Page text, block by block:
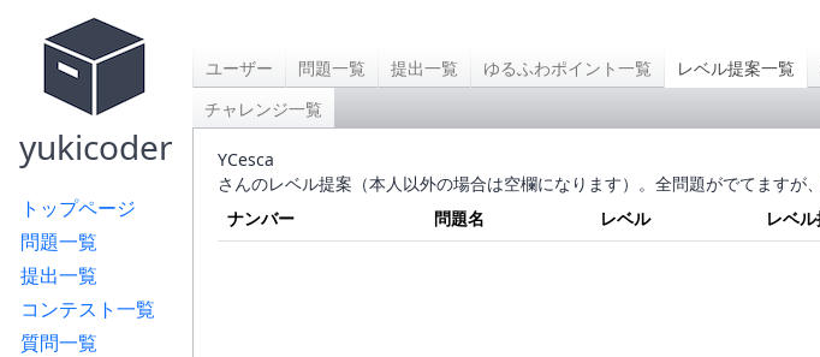
yukicoder
トップページ
問題一覧
提出一覧
コンテスト一覧
質問一覧
ユーザー 問題一覧 提出一覧 ゆるふわポイント一覧 レベル提案一覧
チャレンジ一覧
YCesca
さんのレベル提案（本人以外の場合は空欄になります）。全問題がでてますが
ナンバー
問題名 レベル レベ